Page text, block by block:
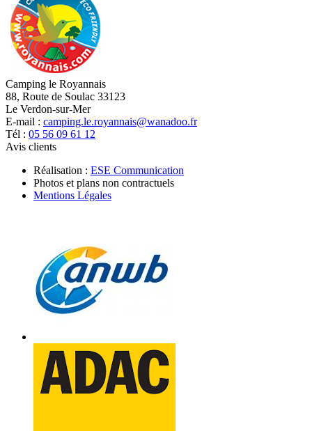
Camping le Royannais
88, Route de Soulac 33123
Le Verdon-sur-Mer
E-mail : camping.le.royannais@wanadoo.fr
Tél : 05 56 09 61 12
Avis clients
Réalisation : ESE Communication
Photos et plans non contractuels
Mentions Légales